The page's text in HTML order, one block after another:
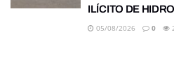
ILÍCITO DE
05/08/2026 0